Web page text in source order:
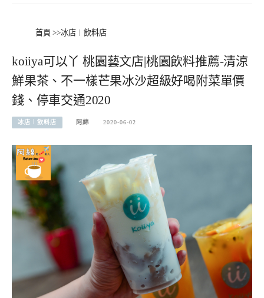
首頁 >>冰店︱飲料店
koiiya可以丫 桃園藝文店|桃園飲料推薦-清涼
鮮果茶、不一樣芒果冰沙超級好喝附菜單價
錢、停車交通2020
冰店︱飲料店 阿綿 2020-06-02